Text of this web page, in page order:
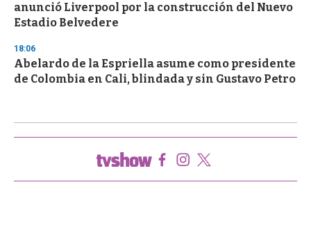
anunció Liverpool por la construcción del Nuevo
Estadio Belvedere
18:06
Abelardo de la Espriella asume como presidente
de Colombia en Cali, blindada y sin Gustavo Petro